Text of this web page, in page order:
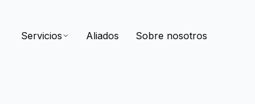
Servicios Aliados Sobre nosotros